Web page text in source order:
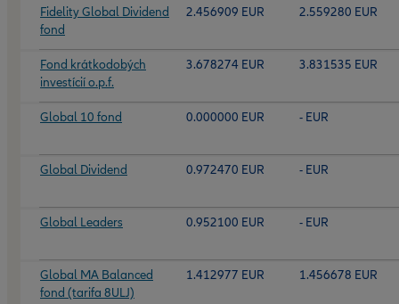
Fidelity Global Dividend
fond
2.456909 EUR 2.559280 EUR
Fond krátkodobých
investícií o.p.f.
3.678274 EUR 3.831535 EUR
Global 10 fond 0.000000 EUR - EUR
Global Dividend 0.972470 EUR - EUR
Global Leaders 0.952100 EUR - EUR
Global MA Balanced
fond (tarifa 8ULJ)
1.412977 EUR 1.456678 EUR